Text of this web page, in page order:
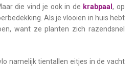
die vind je ook in de krabpaal, op
Als je vlooien in huis hebt
want ze planten zich razendsnel
namelijk tientallen eitjes in de vacht